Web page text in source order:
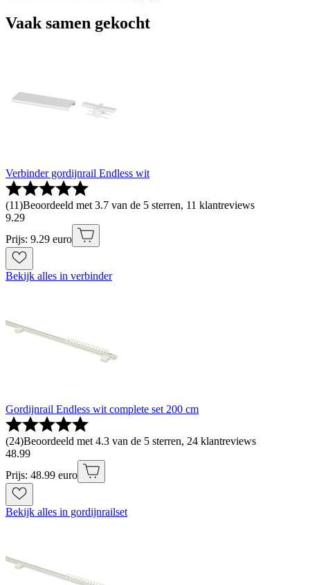
Vaak samen gekocht
Verbinder gordijnrail Endless wit
(11)Beoordeeld met 3.7 van de 5 sterren, 11 klantreviews
9.29
Prijs: 9.29 euro
Bekijk alles in verbinder
Gordijnrail Endless wit complete set 200 cm
(24)Beoordeeld met 4.3 van de 5 sterren, 24 klantreviews
48.99
Prijs: 48.99 euro
Bekijk alles in gordijnrailset